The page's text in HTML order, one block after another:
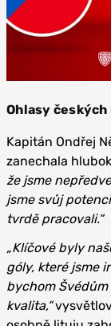
Ohlasy
Kapitán Ondřej
zanechala
že jsme
jsme svůj
tvrdě pracovali.“
„Klíčové byly
góly, které jsme
bychom
kvalita,“